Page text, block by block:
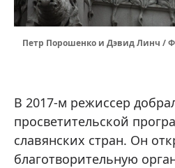
Петр Порошенко и Дэвид Линч /
В 2017-м режиссер
просветительской
славянских стран. Он
благотворительную